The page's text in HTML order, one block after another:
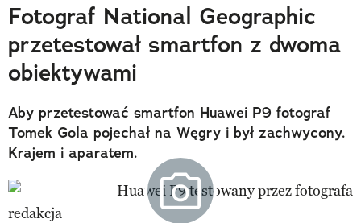
Trendbook Podróżniczy
Polecane
Fotograf National Geographic
przetestował smartfon z dwoma
obiektywami
Aby przetestować smartfon Huawei P9 fotograf
Tomek Gola pojechał na Węgry i był zachwycony.
Krajem i aparatem.
redakcja